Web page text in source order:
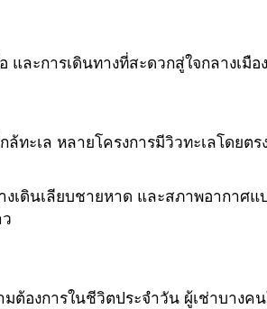
ละการเดินทางที่สะดวกสู่ใจกลางเมือ
ะเล หลายโครงการมีวิวทะเลโดยต
เดินเลียบชายหาด และสภาพอากาศ
องการในชีวิตประจำวัน ผู้เช่าบางค